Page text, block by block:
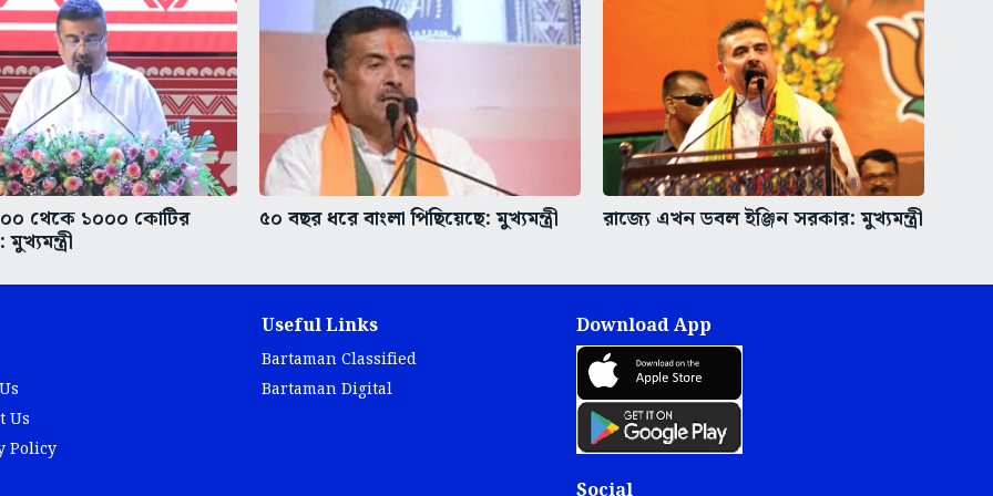
থেকে ১০০০ কোটির ৫০ বছর ধরে বাংলা পিছিয়েছে: মুখ্যমন্ত্রী রাজ্যে এখন ডবল ইঞ্জিন সরকার: মুখ্যমন্ত্রী
Us
Policy
Useful Links
Bartaman Classified
Bartaman Digital
Download App